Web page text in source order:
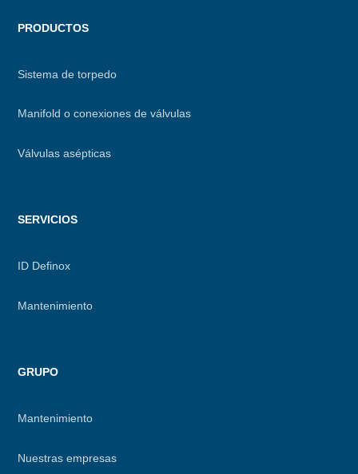
PRODUCTOS
Sistema de torpedo
Manifold o conexiones de válvulas
Válvulas asépticas
SERVICIOS
ID Definox
Mantenimiento
GRUPO
Mantenimiento
Nuestras empresas